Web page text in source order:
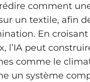
comment
un textile, afin
En croisant
l’IA peut
comme le
un système